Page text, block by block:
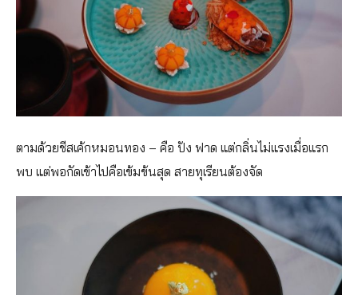
ตามด้วยชีสเค้กหมอนทอง – คือ ปัง ฟาด แต่กลิ่นไม่แรงเมื่อแรก
พบ แต่พอกัดเข้าไปคือเข้มข้นสุด สายทุเรียนต้องจัด